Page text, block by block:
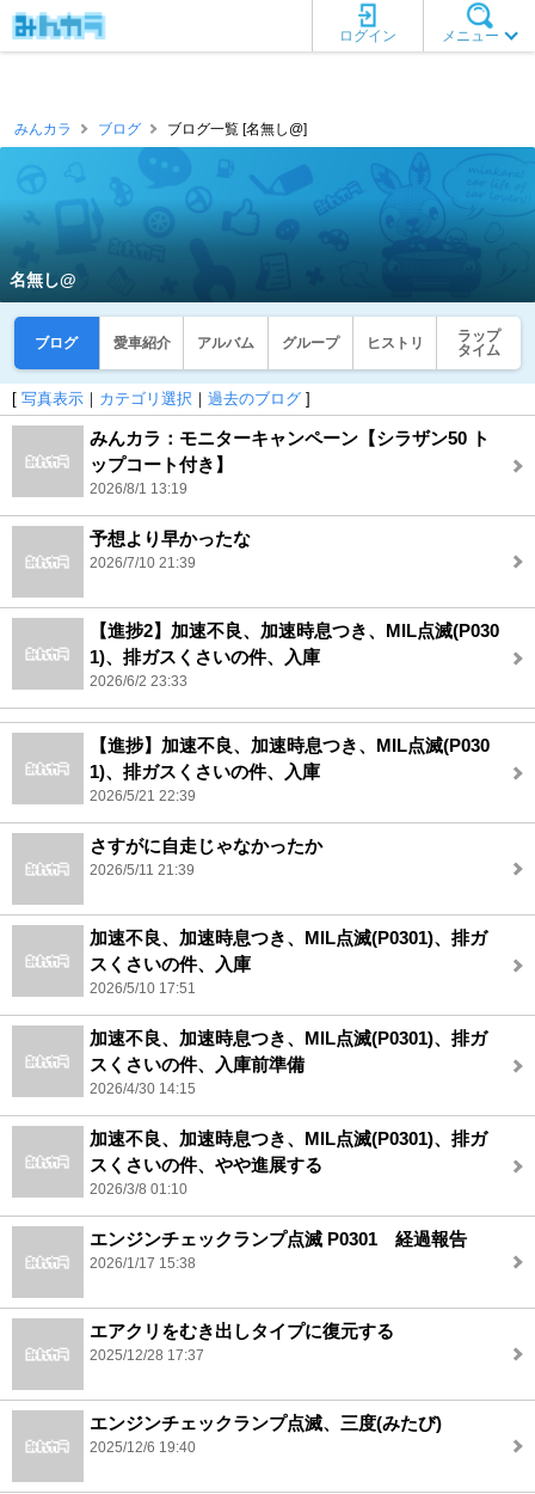
メニュー
ログイン
みんカラ ブログ ブログ一覧 [名無し@]
名無し@
ブログ 愛車紹介 アルバム グループ ヒストリ
ラップ
タイム
[ 写真表示 ｜ カテゴリ選択 ｜ 過去のブログ ]
みんカラ：モニターキャンペーン【シラザン50 ト
ップコート付き】
2026/8/1 13:19
予想より早かったな
2026/7/10 21:39
【進捗2】加速不良、加速時息つき、MIL点滅(P030
1)、排ガスくさいの件、入庫
2026/6/2 23:33
【進捗】加速不良、加速時息つき、MIL点滅(P030
1)、排ガスくさいの件、入庫
2026/5/21 22:39
さすがに自走じゃなかったか
2026/5/11 21:39
加速不良、加速時息つき、MIL点滅(P0301)、排ガ
スくさいの件、入庫
2026/5/10 17:51
加速不良、加速時息つき、MIL点滅(P0301)、排ガ
スくさいの件、入庫前準備
2026/4/30 14:15
加速不良、加速時息つき、MIL点滅(P0301)、排ガ
スくさいの件、やや進展する
2026/3/8 01:10
エンジンチェックランプ点滅 P0301 経過報告
2026/1/17 15:38
エアクリをむき出しタイプに復元する
2025/12/28 17:37
エンジンチェックランプ点滅、三度(みたび)
2025/12/6 19:40